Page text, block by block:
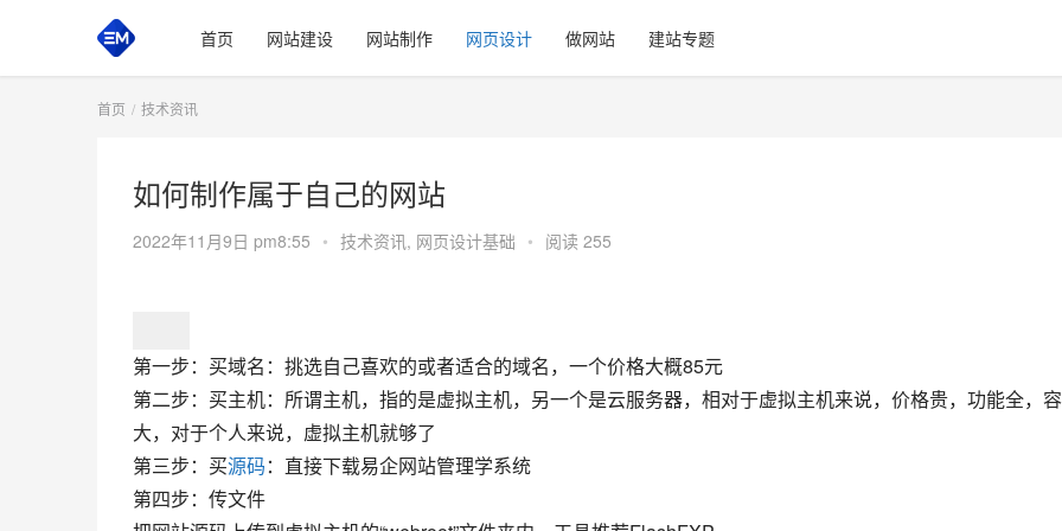
首页 网站建设 网站制作 网页设计 做网站 建站专题
首页 技术资讯
如何制作属于自己的网站
2022年11月9日 pm8:55 • 技术资讯, 网页设计基础 • 阅读 255
第一步：买域名：挑选自己喜欢的或者适合的域名，一个价格大概85元
第二步：买主机：所谓主机，指的是虚拟主机，另一个是云服务器，相对于虚拟主机来说，价格贵，功能全，
大，对于个人来说，虚拟主机就够了
第三步：买源码：直接下载易企网站管理学系统
第四步：传文件